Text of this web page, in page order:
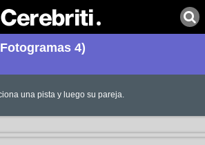
4)
una pista y luego su pareja.